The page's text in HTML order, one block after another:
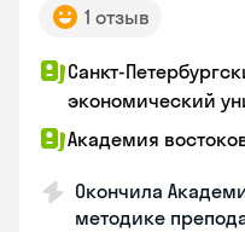
1 отзыв
Санкт-
экономический
Академия
Окончила
методике